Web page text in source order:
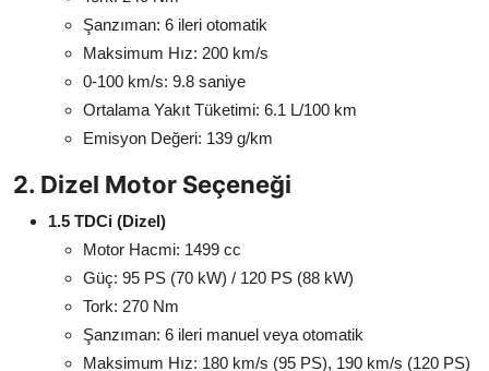
Şanzıman: 6 ileri otomatik
Maksimum Hız: 200 km/s
0-100 km/s: 9.8 saniye
Ortalama Yakıt Tüketimi: 6.1 L/100 km
Emisyon Değeri: 139 g/km
2. Dizel Motor Seçeneği
1.5 TDCi (Dizel)
Motor Hacmi: 1499 cc
Güç: 95 PS (70 kW) / 120 PS (88 kW)
Tork: 270 Nm
Şanzıman: 6 ileri manuel veya otomatik
Maksimum Hız: 180 km/s (95 PS), 190 km/s (120 PS)